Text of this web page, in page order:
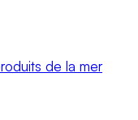
de la mer